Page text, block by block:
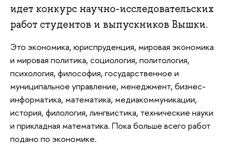
идет конкурс научно-исследовательских
работ студентов и выпускников Вышки.
Это экономика, юриспруденция, мировая экономика
и мировая политика, социология, политология,
психология, философия, государственное и
муниципальное управление, менеджмент, бизнес-
информатика, математика, медиакоммуникации,
история, филология, лингвистика, технические науки
и прикладная математика. Пока больше всего работ
подано по экономике.